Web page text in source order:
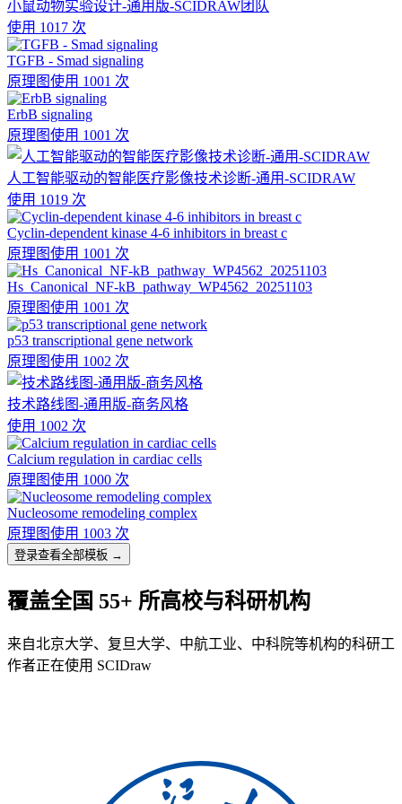
小鼠动物实验设计-通用版-SCIDRAW团队
使用 1017 次
TGFB - Smad signaling
原理图使用 1001 次
ErbB signaling
原理图使用 1001 次
人工智能驱动的智能医疗影像技术诊断-通用-SCIDRAW
使用 1019 次
Cyclin-dependent kinase 4-6 inhibitors in breast c
原理图使用 1001 次
Hs_Canonical_NF-kB_pathway_WP4562_20251103
原理图使用 1001 次
p53 transcriptional gene network
原理图使用 1002 次
技术路线图-通用版-商务风格
使用 1002 次
Calcium regulation in cardiac cells
原理图使用 1000 次
Nucleosome remodeling complex
原理图使用 1003 次
登录查看全部模板 →
覆盖全国 55+ 所高校与科研机构
来自北京大学、复旦大学、中航工业、中科院等机构的科研工
作者正在使用 SCIDraw